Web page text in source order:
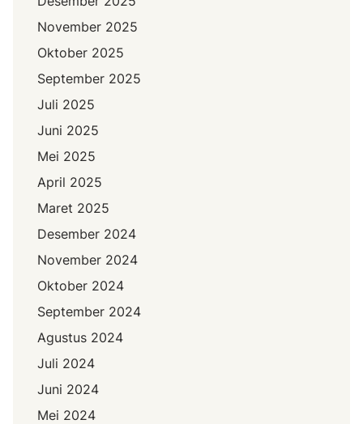
November 2025
Oktober 2025
September 2025
Juli 2025
Juni 2025
Mei 2025
April 2025
Maret 2025
Desember 2024
November 2024
Oktober 2024
September 2024
Agustus 2024
Juli 2024
Juni 2024
Mei 2024